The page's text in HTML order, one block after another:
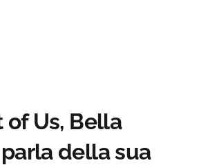
of Us, Bella
della sua